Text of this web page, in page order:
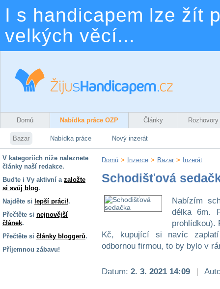
I s handicapem lze žít
velkých věcí...
Domů Nabídka práce OZP Články Rozhovory
Bazar Nabídka práce Nový inzerát
V kategoriích níže naleznete
články naší redakce.
Buďte i Vy aktivní a založte
si svůj blog.
Najděte si lepší práci!.
Přečtěte si nejnovější
článek.
Přečtěte si články bloggerů.
Příjemnou zábavu!
Domů > Inzerce > Bazar > Inzerát
Schodišťová
Nabízím
délka 6m.
prohlídkou).
Kč, kupující si navíc
odbornou firmou, to by bylo v
Datum: 2. 3. 2021 14:09 |